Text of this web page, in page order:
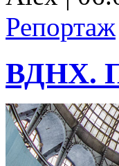
Репортаж
ВДНХ.